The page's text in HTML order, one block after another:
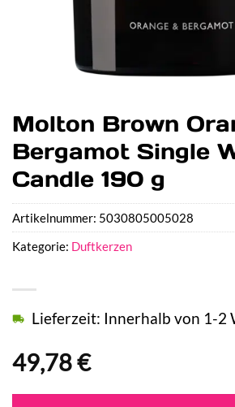
Molton Brown
Bergamot Single
Candle 190 g
49,78€
Lieferzeit: Innerhalb von 1-2
Artikelnummer: 5030805005028
Kategorie: Duftkerzen